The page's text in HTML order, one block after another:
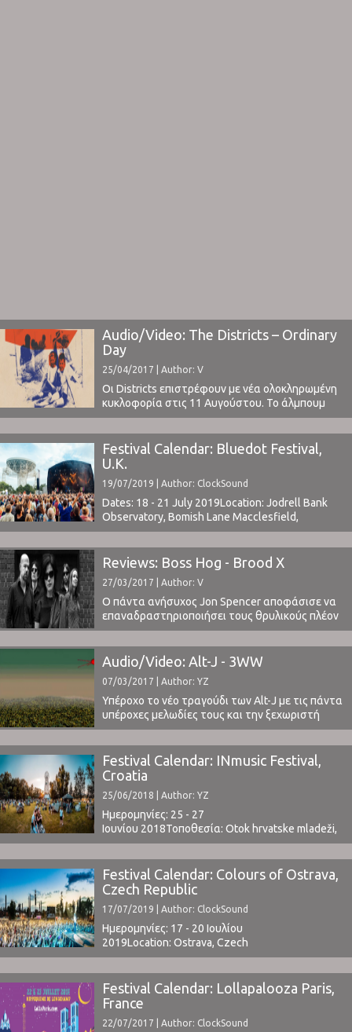
Audio/Video: The Districts – Ordinary
Day
25/04/2017 | Author: V
Οι Districts επιστρέφουν με νέα ολοκληρωμένη
κυκλοφορία στις 11 Αυγούστου. Το άλμπουμ
ονομάζεται Popular Manipulations και
ακολουθεί το πολύ καλό A Flourish And A Spoil
του 2015, άλμπουμ το οποίο τους έβαλε για τα
καλά στον μουσικό χάρτη. Την ίδια χρονιά το
Motel Mozaique festival ...
Festival Calendar: Bluedot Festival,
U.K.
19/07/2019 | Author: ClockSound
Dates: 18 - 21 July 2019Location: Jodrell Bank
Observatory, Bomish Lane Macclesfield,
U.K.Tickets | Line
Upwww.discoverthebluedot.com ⁪
Reviews: Boss Hog - Brood X
27/03/2017 | Author: V
Ο πάντα ανήσυχος Jon Spencer αποφάσισε να
επαναδραστηριοποιήσει τους θρυλικούς πλέον
Boss Hog. Οι Boss Hog είναι η μπάντα που είχε ο
ίδιος, παράλληλα με τους Jon Spencer Blues
Explosion, μαζί με τη γυναίκα του Christina
Martinez. Κυκλοφόρησαν τρία άλμπουμ και τρία
EP συνολικά, με την τελευταία δισκογραφική
τους παρουσία ...
Audio/Video: Alt-J - 3WW
07/03/2017 | Author: YZ
Υπέροχο το νέο τραγούδι των Alt-J με τις πάντα
υπέροχες μελωδίες τους και την ξεχωριστή
φωνή του Joe Newman.Το νέο τους άλμπουμ
"Relaxer" θα κυκλοφορήσει από την Infectious
Music στις 9 Ιουνίου. Η προηγούμενή τους
δουλειά "This Is All Yours" (2014) δεν μας είχε
"An Awesome Wave" ...
Festival Calendar: INmusic Festival,
Croatia
25/06/2018 | Author: YZ
Ημερομηνίες: 25 - 27
Ιουνίου 2018Τοποθεσία: Otok hrvatske mladeži,
Zagreb, CroatiaΤιμή Εισιτηρίου: from € 49
(tickets here)Το Line Up περιλαμβάνει: Queens of
the Stone Agewww.inmusicfestival.com ⁪
Festival Calendar: Colours of Ostrava,
Czech Republic
17/07/2019 | Author: ClockSound
Ημερομηνίες: 17 - 20 Ιουλίου
2019Location: Ostrava, Czech
RepublicTickets | Line Up www.colours.cz ⁪
Festival Calendar: Lollapalooza Paris,
France
22/07/2017 | Author: ClockSound